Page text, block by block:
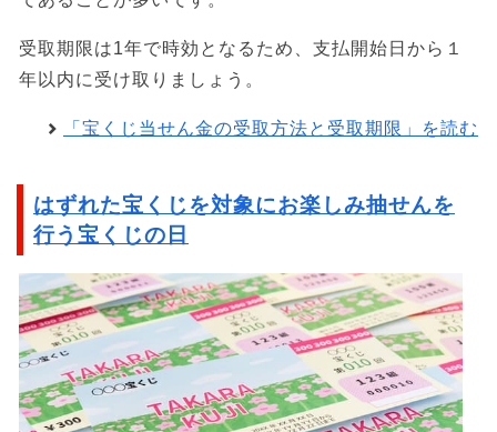
受取期限は1年で時効となるため、支払開始日から１
年以内に受け取りましょう。
「宝くじ当せん金の受取方法と受取期限」を読む
はずれた宝くじを対象にお楽しみ抽せんを
行う宝くじの日